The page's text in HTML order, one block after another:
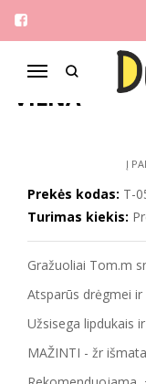
Navigacija
Pagrindinis
TOM.M 33-
VILNA
Į
Prekės kodas: T-
Turimas kiekis:
Gražuoliai Tom.m
Atsparūs drėgmei ir
Užsisega lipdukais
MAŽINTI - žr